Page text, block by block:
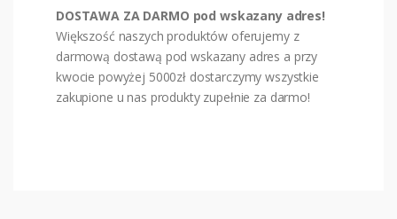
DOSTAWA ZA DARMO pod wskazany adres!
Większość naszych produktów oferujemy z
darmową dostawą pod wskazany adres a przy
kwocie powyżej 5000zł dostarczymy wszystkie
zakupione u nas produkty zupełnie za darmo!